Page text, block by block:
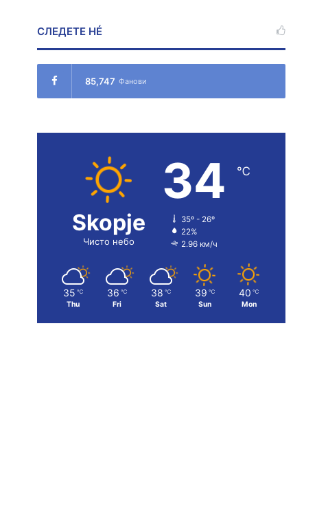
СЛЕДЕТЕ НÉ
85,747 Фанови
Skopje
Чисто небо
34 ℃
35º - 26º
22%
2.96 км/ч
35 ℃
Thu
36 ℃
Fri
38 ℃
Sat
39 ℃
Sun
40 ℃
Mon